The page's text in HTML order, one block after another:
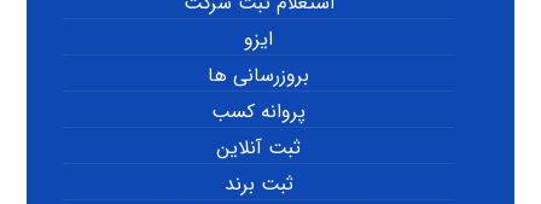
ایزو
بروزرسانی ها
پروانه کسب
ثبت آنلاین
ثبت برند